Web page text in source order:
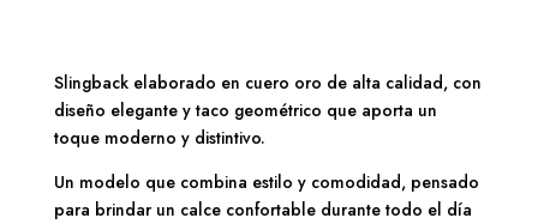
geométrico
cantidad
Slingback elaborado en cuero oro de alta calidad, con
diseño elegante y taco geométrico que aporta un
toque moderno y distintivo.
Un modelo que combina estilo y comodidad, pensado
para brindar un calce confortable durante todo el día